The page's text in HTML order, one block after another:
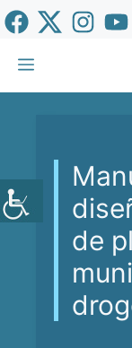
Saltar
al
contenido
Menú
de